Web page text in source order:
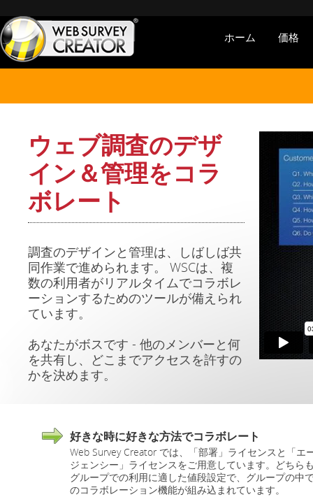
ホーム 価格
ウェブ調査のデザ
イン＆管理をコラ
ボレート
調査のデザインと管理は、しばしば共
同作業で進められます。 WSCは、複
数の利用者がリアルタイムでコラボレ
ーションするためのツールが備えられ
ています。
あなたがボスです - 他のメンバーと何
を共有し、どこまでアクセスを許すの
かを決めます。
好きな時に好きな方法でコラボレート
Web Survey Creator では、「部署」ライセンスと「エ
ジェンシー」ライセンスをご用意しています。どちら
グループでの利用に適した値段設定で、グループの中
のコラボレーション機能が組み込まれています。